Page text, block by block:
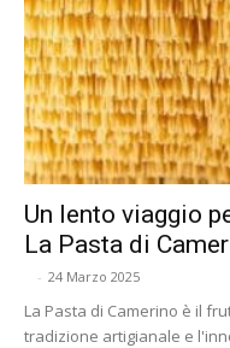
Un lento viaggio
La Pasta di
- 24 Marzo 2025
La Pasta di Camerino è il
tradizione artigianale e